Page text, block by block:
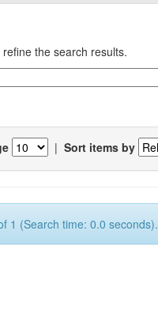
the search results.
| Sort items by
1 (Search time: 0.0 seconds).